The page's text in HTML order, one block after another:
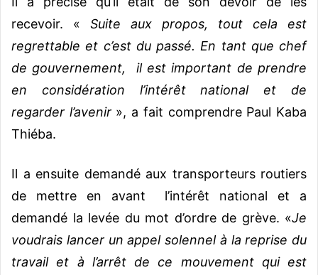
recevoir. « Suite aux propos, tout cela est
regrettable et c’est du passé. En tant que chef
de gouvernement, il est important de prendre
en considération l’intérêt national et de
regarder l’avenir», a fait comprendre Paul Kaba
Thiéba.
Il a ensuite demandé aux transporteurs routiers
de mettre en avant l’intérêt national et a
demandé la levée du mot d’ordre de grève. «Je
voudrais lancer un appel solennel à la reprise du
travail et à l’arrêt de ce mouvement qui est